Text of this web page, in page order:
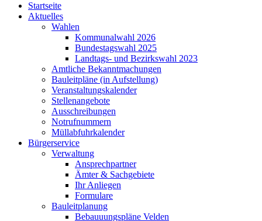
Startseite
Aktuelles
Wahlen
Kommunalwahl 2026
Bundestagswahl 2025
Landtags- und Bezirkswahl 2023
Amtliche Bekanntmachungen
Bauleitpläne (in Aufstellung)
Veranstaltungskalender
Stellenangebote
Ausschreibungen
Notrufnummern
Müllabfuhrkalender
Bürgerservice
Verwaltung
Ansprechpartner
Ämter & Sachgebiete
Ihr Anliegen
Formulare
Bauleitplanung
Bebauuungspläne Velden